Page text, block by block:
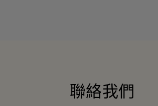
聯絡我們